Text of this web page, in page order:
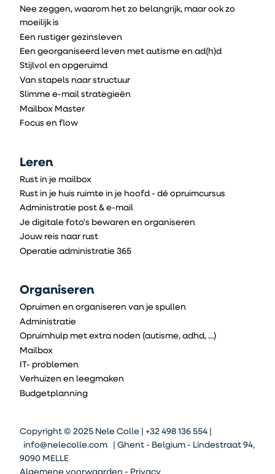
Copyright © 2025 Nele Colle | +32 498 136 554 |
info@nelecolle.com | Ghent - Belgium - Lindestraat 94,
9090 MELLE
Nee zeggen, waarom het zo belangrijk, maar ook zo
moeilijk is
Een rustiger gezinsleven
Een georganiseerd leven met autisme en ad(h)d
Stijlvol en opgeruimd
Van stapels naar structuur
Slimme e-mail strategieën
Mailbox Master
Focus en flow
Leren
Rust in je mailbox
Rust in je huis ruimte in je hoofd - dé opruimcursus
Administratie post & e-mail
Je digitale foto's bewaren en organiseren
Jouw reis naar rust
Operatie administratie 365
Organiseren
Opruimen en organiseren van je spullen
Administratie
Opruimhulp met extra noden (autisme, adhd, ...)
Mailbox
IT- problemen
Verhuizen en leegmaken
Budgetplanning